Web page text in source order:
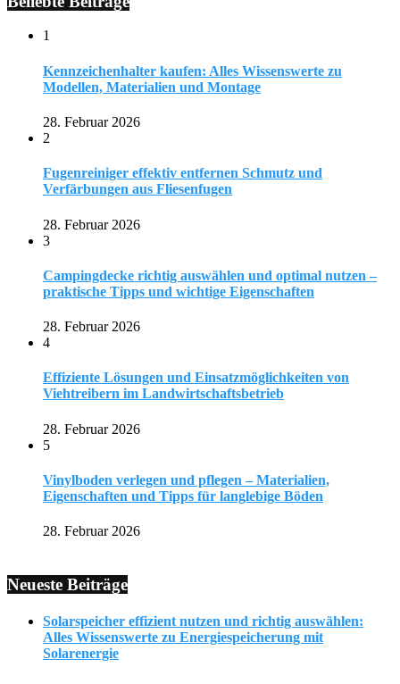
1
Kennzeichenhalter kaufen: Alles Wissenswerte zu
Modellen, Materialien und Montage
28. Februar 2026
2
Fugenreiniger effektiv entfernen Schmutz und
Verfärbungen aus Fliesenfugen
28. Februar 2026
3
Campingdecke richtig auswählen und optimal nutzen –
praktische Tipps und wichtige Eigenschaften
28. Februar 2026
4
Effiziente Lösungen und Einsatzmöglichkeiten von
Viehtreibern im Landwirtschaftsbetrieb
28. Februar 2026
5
Vinylboden verlegen und pflegen – Materialien,
Eigenschaften und Tipps für langlebige Böden
28. Februar 2026
Neueste Beiträge
Solarspeicher effizient nutzen und richtig auswählen:
Alles Wissenswerte zu Energiespeicherung mit
Solarenergie